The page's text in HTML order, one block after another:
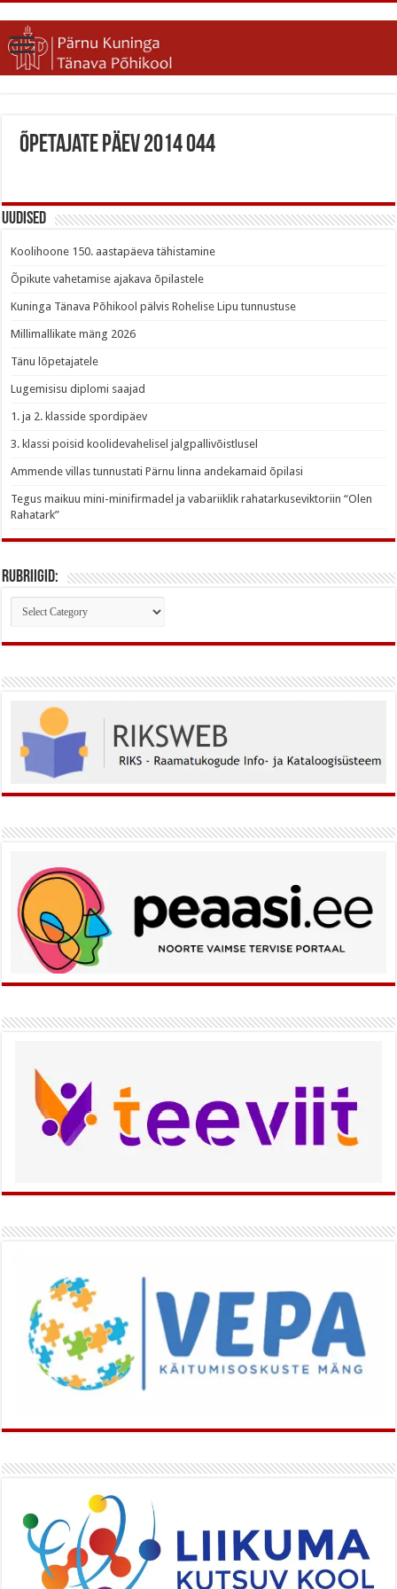
Õpetajate päev 2014 044
Uudised
Koolihoone 150. aastapäeva tähistamine
Õpikute vahetamise ajakava õpilastele
Kuninga Tänava Põhikool pälvis Rohelise Lipu tunnustuse
Millimallikate mäng 2026
Tänu lõpetajatele
Lugemisisu diplomi saajad
1. ja 2. klasside spordipäev
3. klassi poisid koolidevahelisel jalgpallivõistlusel
Ammende villas tunnustati Pärnu linna andekamaid õpilasi
Tegus maikuu mini-minifirmadel ja vabariiklik rahatarkuseviktoriin “Olen
Rahatark”
Rubriigid:
Rubriigid: